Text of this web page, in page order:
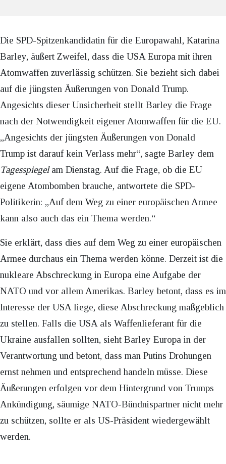
Die SPD-Spitzenkandidatin für die Europawahl, Katarina
Barley, äußert Zweifel, dass die USA Europa mit ihren
Atomwaffen zuverlässig schützen. Sie bezieht sich dabei
auf die jüngsten Äußerungen von Donald Trump.
Angesichts dieser Unsicherheit stellt Barley die Frage
nach der Notwendigkeit eigener Atomwaffen für die EU.
„Angesichts der jüngsten Äußerungen von Donald
Trump ist darauf kein Verlass mehr“, sagte Barley dem
Tagesspiegelam Dienstag. Auf die Frage, ob die EU
eigene Atombomben brauche, antwortete die SPD-
Politikerin: „Auf dem Weg zu einer europäischen Armee
kann also auch das ein Thema werden.“
Sie erklärt, dass dies auf dem Weg zu einer europäischen
Armee durchaus ein Thema werden könne. Derzeit ist die
nukleare Abschreckung in Europa eine Aufgabe der
NATO und vor allem Amerikas. Barley betont, dass es im
Interesse der USA liege, diese Abschreckung maßgeblich
zu stellen. Falls die USA als Waffenlieferant für die
Ukraine ausfallen sollten, sieht Barley Europa in der
Verantwortung und betont, dass man Putins Drohungen
ernst nehmen und entsprechend handeln müsse. Diese
Äußerungen erfolgen vor dem Hintergrund von Trumps
Ankündigung, säumige NATO-Bündnispartner nicht mehr
zu schützen, sollte er als US-Präsident wiedergewählt
werden.